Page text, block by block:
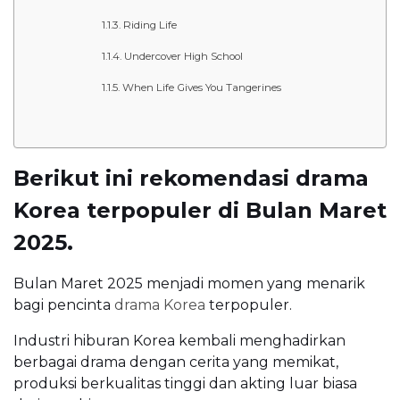
Riding Life
Undercover High School
When Life Gives You Tangerines
Berikut ini rekomendasi drama
Korea terpopuler di Bulan Maret
2025.
Bulan Maret 2025 menjadi momen yang menarik
bagi pencinta drama Korea terpopuler.
Industri hiburan Korea kembali menghadirkan
berbagai drama dengan cerita yang memikat,
produksi berkualitas tinggi dan akting luar biasa